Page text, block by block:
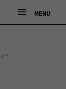
MENU
MENU